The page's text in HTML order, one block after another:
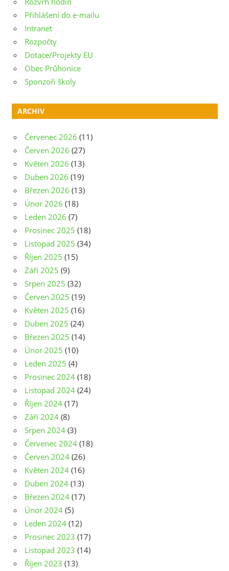
Přihlášení do e-mailu
Intranet
Rozpočty
Dotace/Projekty EU
Obec Průhonice
Sponzoři školy
ARCHIV
Červenec 2026 (11)
Červen 2026 (27)
Květen 2026 (13)
Duben 2026 (19)
Březen 2026 (13)
Únor 2026 (18)
Leden 2026 (7)
Prosinec 2025 (18)
Listopad 2025 (34)
Říjen 2025 (15)
Září 2025 (9)
Srpen 2025 (32)
Červen 2025 (19)
Květen 2025 (16)
Duben 2025 (24)
Březen 2025 (14)
Únor 2025 (10)
Leden 2025 (4)
Prosinec 2024 (18)
Listopad 2024 (24)
Říjen 2024 (17)
Září 2024 (8)
Srpen 2024 (3)
Červenec 2024 (18)
Červen 2024 (26)
Květen 2024 (16)
Duben 2024 (13)
Březen 2024 (17)
Únor 2024 (5)
Leden 2024 (12)
Prosinec 2023 (17)
Listopad 2023 (14)
Říjen 2023 (13)